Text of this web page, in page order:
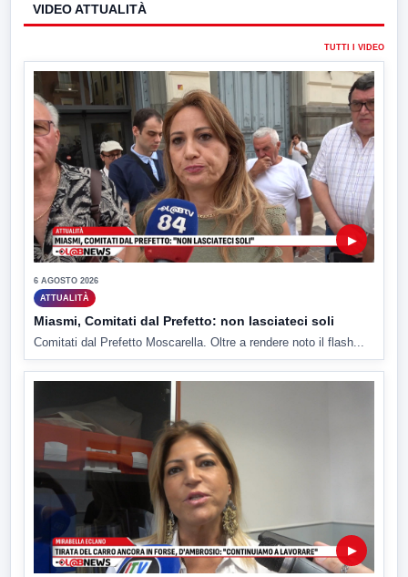
VIDEO ATTUALITÀ
TUTTI I VIDEO
▶
6 AGOSTO 2026
ATTUALITÀ
Miasmi, Comitati dal Prefetto: non lasciateci soli
Comitati dal Prefetto Moscarella. Oltre a rendere noto il flash...
▶